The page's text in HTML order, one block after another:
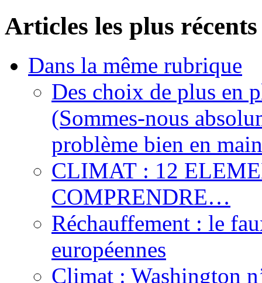
Articles les plus récents
Dans la même rubrique
Des choix de plus en
(Sommes-nous
problème bien en
CLIMAT : 12
COMPRENDRE…
Réchauffement : le
européennes
Climat : Washington